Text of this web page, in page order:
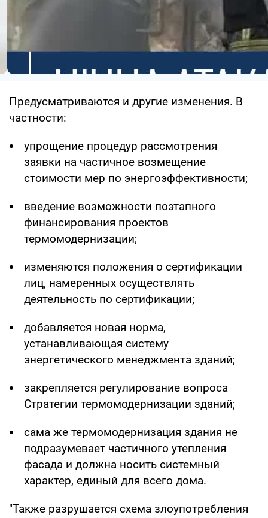
Предусматриваются и другие изменения. В
частности:
упрощение процедур рассмотрения
заявки на частичное возмещение
стоимости мер по энергоэффективности;
введение возможности поэтапного
финансирования проектов
термомодернизации;
изменяются положения о сертификации
лиц, намеренных осуществлять
деятельность по сертификации;
добавляется новая норма,
устанавливающая систему
энергетического менеджмента зданий;
закрепляется регулирование вопроса
Стратегии термомодернизации зданий;
сама же термомодернизация здания не
подразумевает частичного утепления
фасада и должна носить системный
характер, единый для всего дома.
"Также разрушается схема злоупотребления